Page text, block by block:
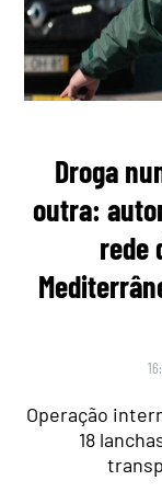
Droga
outra:
rede
Operação
18